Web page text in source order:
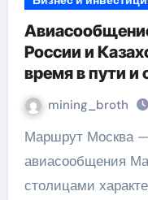
России и
время в пути и
mining_broth
Маршрут Москва — Астана: обзор
авиасообщения
столицами